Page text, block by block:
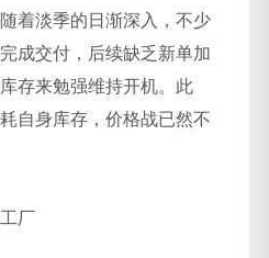
着淡季的日渐深入，不少
成交付，后续缺乏新单加
存来勉强维持开机。此
自身库存，价格战已然不
厂